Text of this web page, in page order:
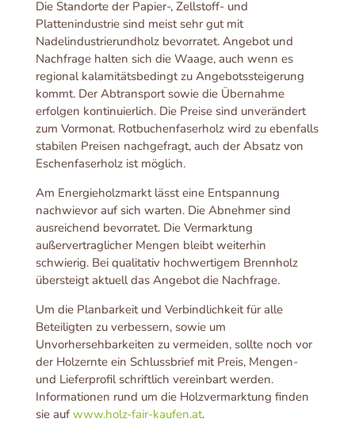
Die Standorte der Papier-, Zellstoff- und
Plattenindustrie sind meist sehr gut mit
Nadelindustrierundholz bevorratet. Angebot und
Nachfrage halten sich die Waage, auch wenn es
regional kalamitätsbedingt zu Angebotssteigerung
kommt. Der Abtransport sowie die Übernahme
erfolgen kontinuierlich. Die Preise sind unverändert
zum Vormonat. Rotbuchenfaserholz wird zu ebenfalls
stabilen Preisen nachgefragt, auch der Absatz von
Eschenfaserholz ist möglich.
Am Energieholzmarkt lässt eine Entspannung
nachwievor auf sich warten. Die Abnehmer sind
ausreichend bevorratet. Die Vermarktung
außervertraglicher Mengen bleibt weiterhin
schwierig. Bei qualitativ hochwertigem Brennholz
übersteigt aktuell das Angebot die Nachfrage.
Um die Planbarkeit und Verbindlichkeit für alle
Beteiligten zu verbessern, sowie um
Unvorhersehbarkeiten zu vermeiden, sollte noch vor
der Holzernte ein Schlussbrief mit Preis, Mengen-
und Lieferprofil schriftlich vereinbart werden.
Informationen rund um die Holzvermarktung finden
sie auf www.holz-fair-kaufen.at.